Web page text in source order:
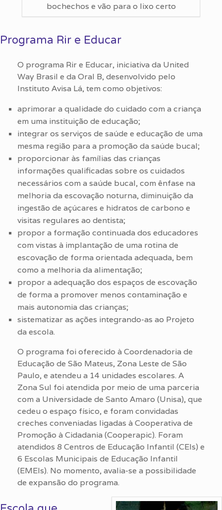
bochechos e vão para o lixo certo
Programa Rir e Educar
O programa Rir e Educar, iniciativa da United
Way Brasil e da Oral B, desenvolvido pelo
Instituto Avisa Lá, tem como objetivos:
aprimorar a qualidade do cuidado com a criança
em uma instituição de educação;
integrar os serviços de saúde e educação de uma
mesma região para a promoção da saúde bucal;
proporcionar às famílias das crianças
informações qualificadas sobre os cuidados
necessários com a saúde bucal, com ênfase na
melhoria da escovação noturna, diminuição da
ingestão de açúcares e hidratos de carbono e
visitas regulares ao dentista;
propor a formação continuada dos educadores
com vistas à implantação de uma rotina de
escovação de forma orientada adequada, bem
como a melhoria da alimentação;
propor a adequação dos espaços de escovação
de forma a promover menos contaminação e
mais autonomia das crianças;
sistematizar as ações integrando-as ao Projeto
da escola.
O programa foi oferecido à Coordenadoria de
Educação de São Mateus, Zona Leste de São
Paulo, e atendeu a 14 unidades escolares. A
Zona Sul foi atendida por meio de uma parceria
com a Universidade de Santo Amaro (Unisa), que
cedeu o espaço físico, e foram convidadas
creches conveniadas ligadas à Cooperativa de
Promoção à Cidadania (Cooperapic). Foram
atendidos 8 Centros de Educação Infantil (CEIs) e
6 Escolas Municipais de Educação Infantil
(EMEIs). No momento, avalia-se a possibilidade
de expansão do programa.